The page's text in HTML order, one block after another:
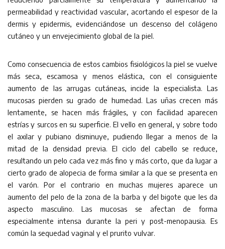
permeabilidad y reactividad vascular, acortando el espesor de la
dermis y epidermis, evidenciándose un descenso del colágeno
cutáneo y un envejecimiento global de la piel.
Como consecuencia de estos cambios fisiológicos la piel se vuelve
más seca, escamosa y menos elástica, con el consiguiente
aumento de las arrugas cutáneas, incide la especialista. Las
mucosas pierden su grado de humedad. Las uñas crecen más
lentamente, se hacen más frágiles, y con facilidad aparecen
estrías y surcos en su superficie. El vello en general, y sobre todo
el axilar y pubiano disminuye, pudiendo llegar a menos de la
mitad de la densidad previa. El ciclo del cabello se reduce,
resultando un pelo cada vez más fino y más corto, que da lugar a
cierto grado de alopecia de forma similar a la que se presenta en
el varón. Por el contrario en muchas mujeres aparece un
aumento del pelo de la zona de la barba y del bigote que les da
aspecto masculino. Las mucosas se afectan de forma
especialmente intensa durante la peri y post-menopausia. Es
común la sequedad vaginal y el prurito vulvar.